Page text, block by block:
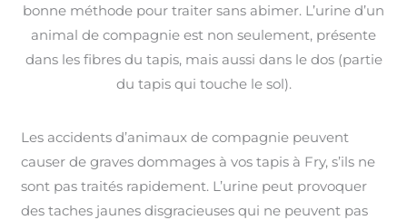
bonne méthode pour traiter sans abimer. L’urine d’un
animal de compagnie est non seulement, présente
dans les fibres du tapis, mais aussi dans le dos (partie
du tapis qui touche le sol).
Les accidents d’animaux de compagnie peuvent
causer de graves dommages à vos tapis à Fry, s’ils ne
sont pas traités rapidement. L’urine peut provoquer
des taches jaunes disgracieuses qui ne peuvent pas